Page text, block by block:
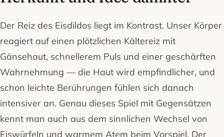
Der Reiz des Eisdildos liegt im Kontrast. Unser Körper
reagiert auf einen plötzlichen Kältereiz mit
Gänsehaut, schnellerem Puls und einer geschärften
Wahrnehmung — die Haut wird empfindlicher, und
schon leichte Berührungen fühlen sich danach
intensiver an. Genau dieses Spiel mit Gegensätzen
kennt man auch aus dem sinnlichen Wechsel von
Eiswürfeln und warmem Atem beim Vorspiel. Der